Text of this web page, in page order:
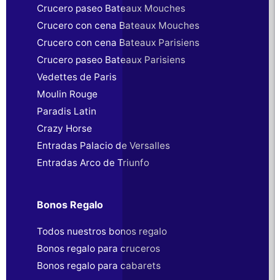
Crucero paseo Bateaux Mouches
Crucero con cena Bateaux Mouches
Crucero con cena Bateaux Parisiens
Crucero paseo Bateaux Parisiens
Vedettes de Paris
Moulin Rouge
Paradis Latin
Crazy Horse
Entradas Palacio de Versalles
Entradas Arco de Triunfo
Bonos Regalo
Todos nuestros bonos regalo
Bonos regalo para cruceros
Bonos regalo para cabarets